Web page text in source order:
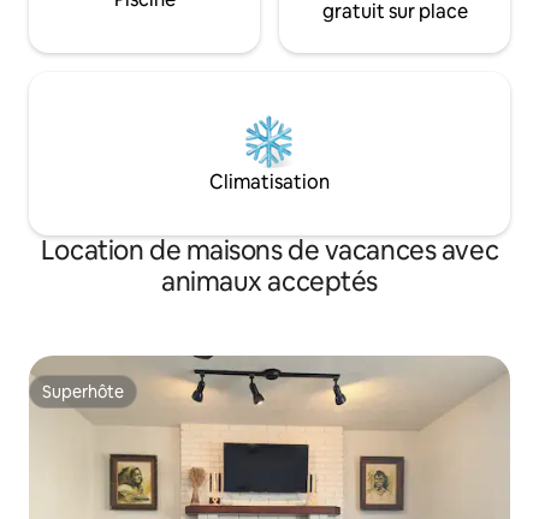
gratuit sur place
Climatisation
Location de maisons de vacances avec
animaux acceptés
Superhôte
Superhôte